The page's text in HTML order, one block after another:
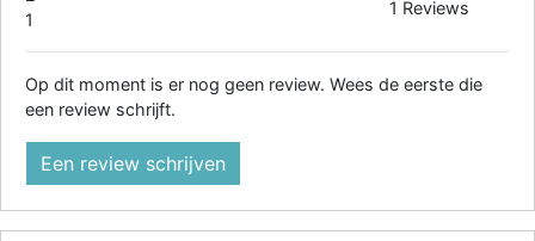
1
1 Reviews
Op dit moment is er nog geen review. Wees de eerste die
een review schrijft.
Een review schrijven